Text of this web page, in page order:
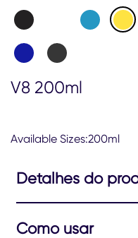
V8 200ml
Available Sizes:200ml
Detalhes do
Como usar